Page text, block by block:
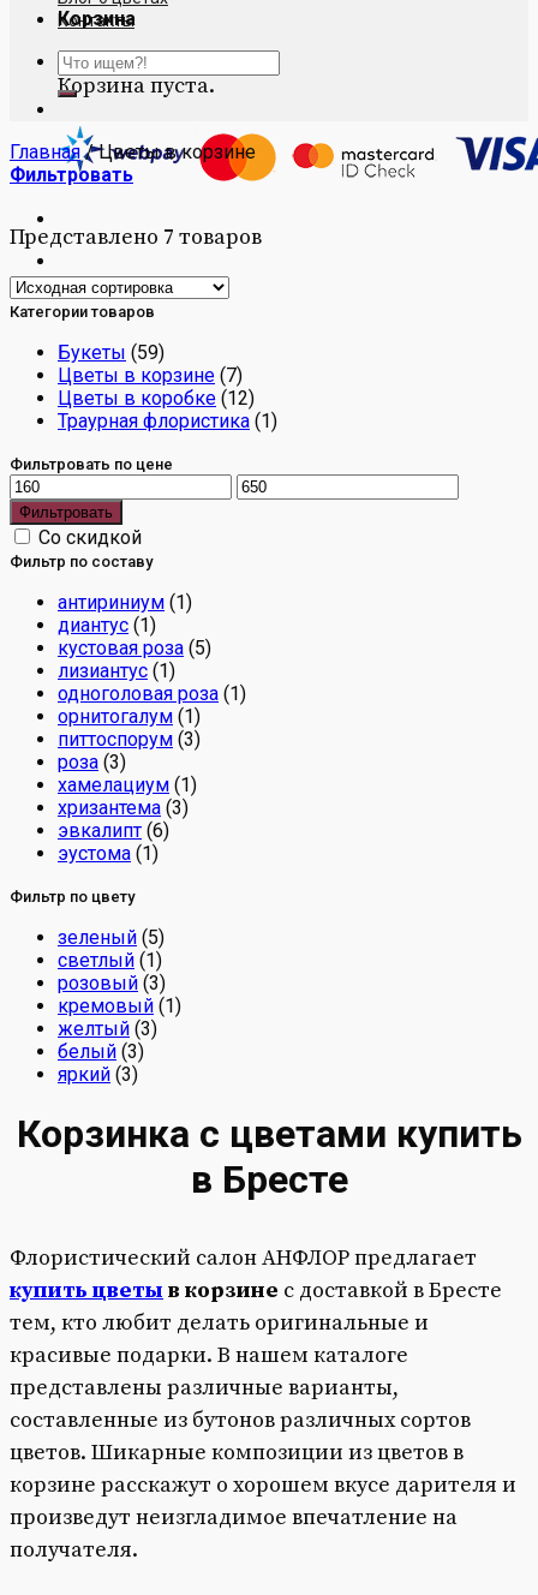
Корзина
Корзина пуста.
Контакты
Искать:
Главная /Цветы в корзине
Фильтровать
Представлено 7 товаров
Категории товаров
Букеты (59)
Цветы в корзине (7)
Цветы в коробке (12)
Траурная флористика (1)
Фильтровать по цене
Фильтровать
Со скидкой
Фильтр по составу
антириниум (1)
диантус (1)
кустовая роза (5)
лизиантус (1)
одноголовая роза (1)
орнитогалум (1)
питтоспорум (3)
роза (3)
хамелациум (1)
хризантема (3)
эвкалипт (6)
эустома (1)
Фильтр по цвету
зеленый (5)
светлый (1)
розовый (3)
кремовый (1)
желтый (3)
белый (3)
яркий (3)
Корзинка с цветами купить
в Бресте
Флористический салон АНФЛОР предлагает
купить цветы в корзине с доставкой в Бресте
тем, кто любит делать оригинальные и
красивые подарки. В нашем каталоге
представлены различные варианты,
составленные из бутонов различных сортов
цветов. Шикарные композиции из цветов в
корзине расскажут о хорошем вкусе дарителя и
произведут неизгладимое впечатление на
получателя.